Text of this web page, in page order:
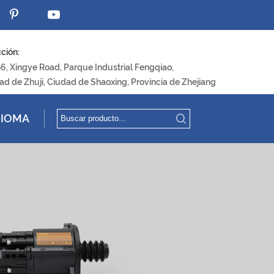
Xingye Road, Parque Industrial Fengqiao,
de Zhuji, Ciudad de Shaoxing, Provincia de Zhejiang